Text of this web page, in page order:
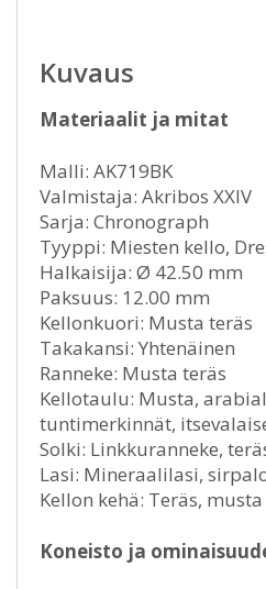
Kuvaus
Materiaalit ja mitat
Malli: AK719BK
Valmistaja: Akribos XXIV
Sarja: Chronograph
Tyyppi: Miesten kello,
Halkaisija: Ø 42.50 mm
Paksuus: 12.00 mm
Kellonkuori: Musta teräs
Takakansi: Yhtenäinen
Ranneke: Musta teräs
Kellotaulu: Musta,
tuntimerkinnät,
Solki: Linkkuranneke,
Lasi: Mineraalilasi,
Kellon kehä: Teräs, musta
Koneisto ja